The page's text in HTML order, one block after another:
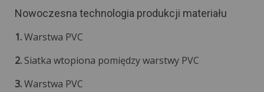
Nowoczesna technologia produkcji materiału
1.Warstwa PVC
2. Siatka wtopiona pomiędzy warstwy PVC
3.Warstwa PVC